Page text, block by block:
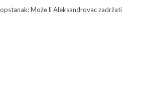
Može li Aleksandrovac zadržati